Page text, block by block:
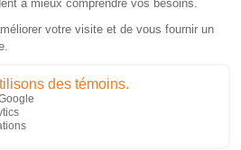
bureaux dans les